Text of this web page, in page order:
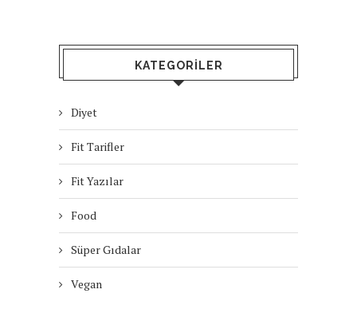
KATEGORILER
Diyet
Fit Tarifler
Fit Yazılar
Food
Süper Gıdalar
Vegan